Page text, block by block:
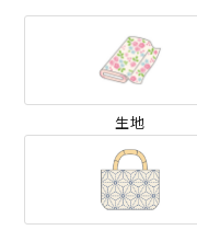
生地